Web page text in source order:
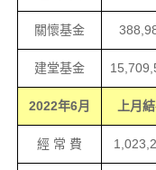
關懷基金
建堂基金
2022年6月 上月
經 常 費 1 023